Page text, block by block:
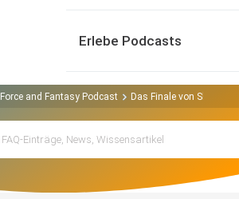
Erlebe Podcasts
Force and Fantasy Podcast Das Finale von Skeleton